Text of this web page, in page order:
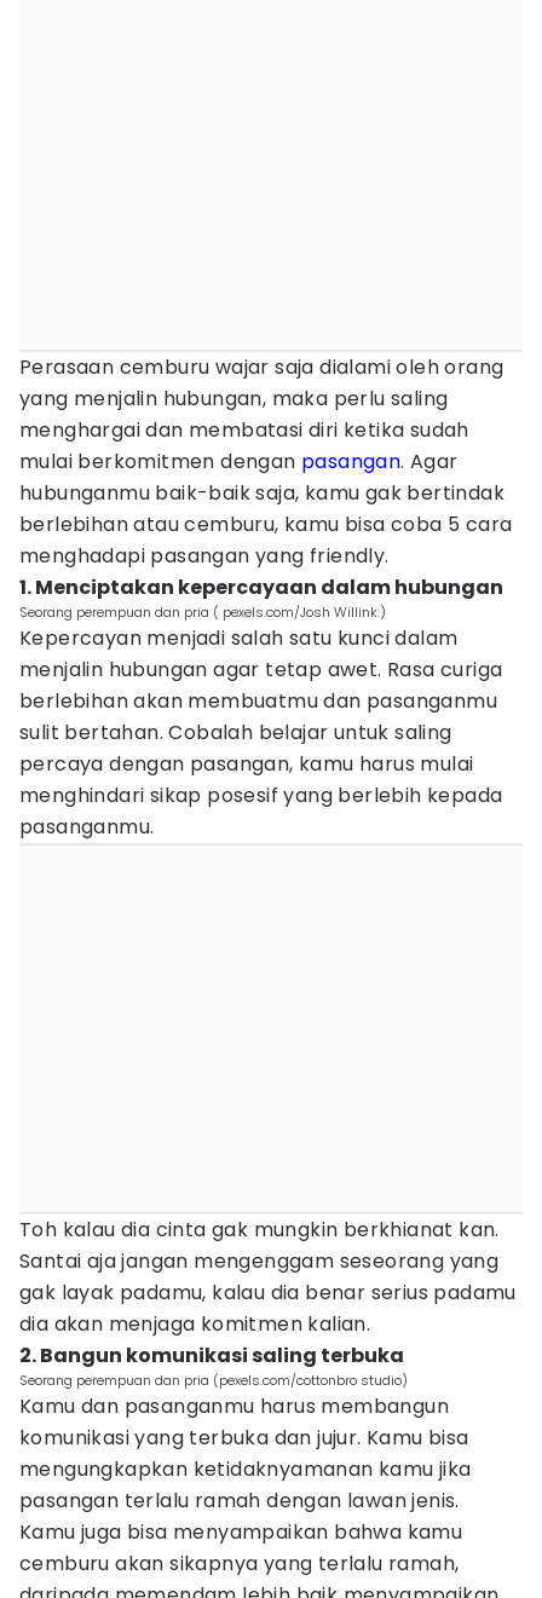
Perasaan cemburu wajar saja dialami oleh orang
yang menjalin hubungan, maka perlu saling
menghargai dan membatasi diri ketika sudah
mulai berkomitmen dengan pasangan. Agar
hubunganmu baik-baik saja, kamu gak bertindak
berlebihan atau cemburu, kamu bisa coba 5 cara
menghadapi pasangan yang friendly.
1. Menciptakan kepercayaan dalam hubungan
Seorang perempuan dan pria ( pexels.com/Josh Willink:)
Kepercayan menjadi salah satu kunci dalam
menjalin hubungan agar tetap awet. Rasa curiga
berlebihan akan membuatmu dan pasanganmu
sulit bertahan. Cobalah belajar untuk saling
percaya dengan pasangan, kamu harus mulai
menghindari sikap posesif yang berlebih kepada
pasanganmu.
Toh kalau dia cinta gak mungkin berkhianat kan.
Santai aja jangan mengenggam seseorang yang
gak layak padamu, kalau dia benar serius padamu
dia akan menjaga komitmen kalian.
2. Bangun komunikasi saling terbuka
Seorang perempuan dan pria (pexels.com/cottonbro studio)
Kamu dan pasanganmu harus membangun
komunikasi yang terbuka dan jujur. Kamu bisa
mengungkapkan ketidaknyamanan kamu jika
pasangan terlalu ramah dengan lawan jenis.
Kamu juga bisa menyampaikan bahwa kamu
cemburu akan sikapnya yang terlalu ramah,